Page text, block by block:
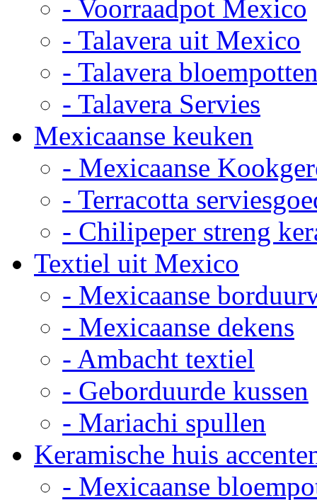
- Voorraadpot Mexico
- Talavera uit Mexico
- Talavera
- Talavera Servies
Mexicaanse keuken
- Mexicaanse
- Terracotta
- Chilipeper streng
Textiel uit Mexico
- Mexicaanse
- Mexicaanse dekens
- Ambacht textiel
- Geborduurde kussen
- Mariachi spullen
Keramische huis
- Mexicaanse